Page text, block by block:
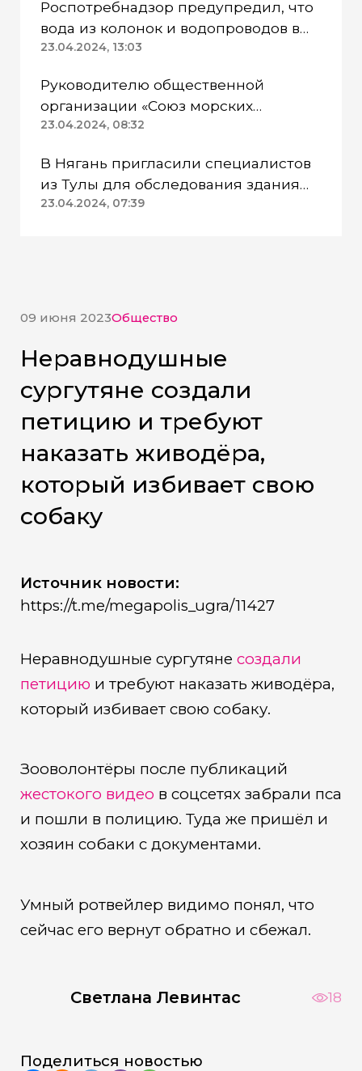
Роспотребнадзор предупредил, что
вода из колонок и водопроводов в
Казанском районе непригодна для
23.04.2024, 13:03
Руководителю общественной
организации «Союз морских
пехотинцев» Югры вынесли
23.04.2024, 08:32
В Нягань пригласили специалистов
из Тулы для обследования здания
ДК «Геолог»
23.04.2024, 07:39
09 июня 2023Общество
Неравнодушные
сургутяне создали
петицию и требуют
наказать живодёра,
который избивает свою
собаку
Источник новости:
https://t.me/megapolis_ugra/11427
Неравнодушные сургутяне создали
петицию и требуют наказать живодёра,
который избивает свою собаку.
Зооволонтёры после публикаций
жестокого видео в соцсетях забрали пса
и пошли в полицию. Туда же пришёл и
хозяин собаки с документами.
Умный ротвейлер видимо понял, что
сейчас его вернут обратно и сбежал.
Светлана Левинтас 18
Поделиться новостью